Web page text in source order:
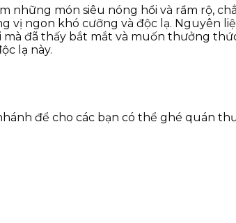
những món siêu nóng hổi và rầm rộ,
vị ngon khó cưỡng và độc lạ. Nguyên
đã thấy bắt mắt và muốn thưởng
lạ này.
để cho các bạn có thể ghé quán